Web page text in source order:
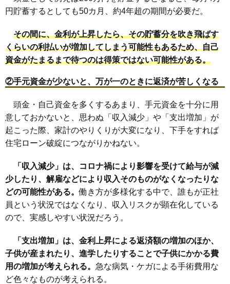
円貯蓄するとしても50カ月、約4年超の期間が必要だ。
その間に、金利が上昇したら、その貯蓄分を吹き飛ばす
くらいの利払いが増加してしまう可能性もあるため、自己
資金がたまるまで待つのは得策ではない可能性がある。
②手元資金が少ないと、万が一のときに返済が苦しくなる
頭金・自己資金を多くするあまり、手元資金を十分に用
意しておかないと、思わぬ「収入減少」や「支出増加」が
起こった際、家計のやりくりが大変になり、下手をすれば
住宅ローン破綻につながりかねない。
「収入減少」は、コロナ禍により影響を受けて給与が減
少したり、解雇などにより収入そのものがなくなったりな
どの可能性がある。働き方が多様化する中で、誰もが正社
員という状況ではなくなり、収入リスクが顕在化している
ので、実感しやすい状況だろう。
「支出増加」は、金利上昇による返済額の増加のほか、
子供が産まれたり、進学したりすることで子供にかかる費
用の増加が考えられる。 急な病気・ケガによる手術費用な
ど色々なものが考えられる。